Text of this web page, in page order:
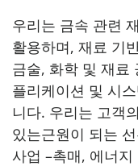
우리는 금속 관련
활용하며, 재료 기
금술, 화학 및 재료
플리케이션 및 시
니다. 우리는 고객
있는근원이 되는
사업 –촉매, 에너